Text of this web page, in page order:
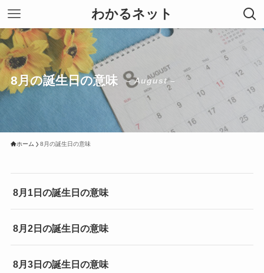
わかるネット
8月の誕生日の意味 – August –
ホーム 8月の誕生日の意味
8月1日の誕生日の意味
8月2日の誕生日の意味
8月3日の誕生日の意味